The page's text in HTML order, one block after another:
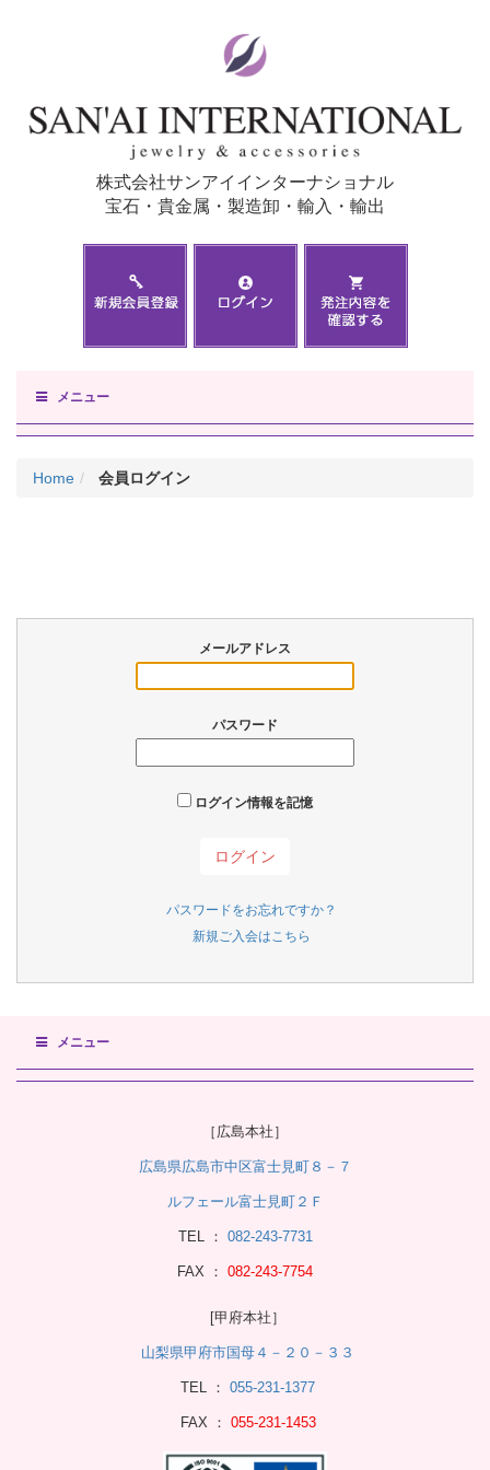
株式会社サンアイインターナショナル
宝石・貴金属・製造卸・輸入・輸出
メニュー
Home 会員ログイン
メールアドレス
パスワード
ログイン情報を記憶
パスワードをお忘れですか？
新規ご入会はこちら
メニュー
［広島本社］
広島県広島市中区富士見町８－７
ルフェール富士見町２Ｆ
TEL ： 082-243-7731
FAX ： 082-243-7754
[甲府本社］
山梨県甲府市国母４－２０－３３
TEL ： 055-231-1377
FAX ： 055-231-1453